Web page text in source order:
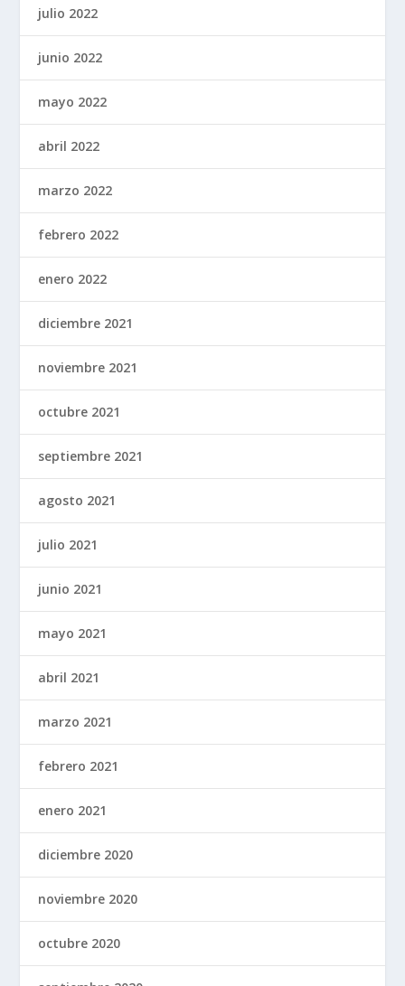
julio 2022
junio 2022
mayo 2022
abril 2022
marzo 2022
febrero 2022
enero 2022
diciembre 2021
noviembre 2021
octubre 2021
septiembre 2021
agosto 2021
julio 2021
junio 2021
mayo 2021
abril 2021
marzo 2021
febrero 2021
enero 2021
diciembre 2020
noviembre 2020
octubre 2020